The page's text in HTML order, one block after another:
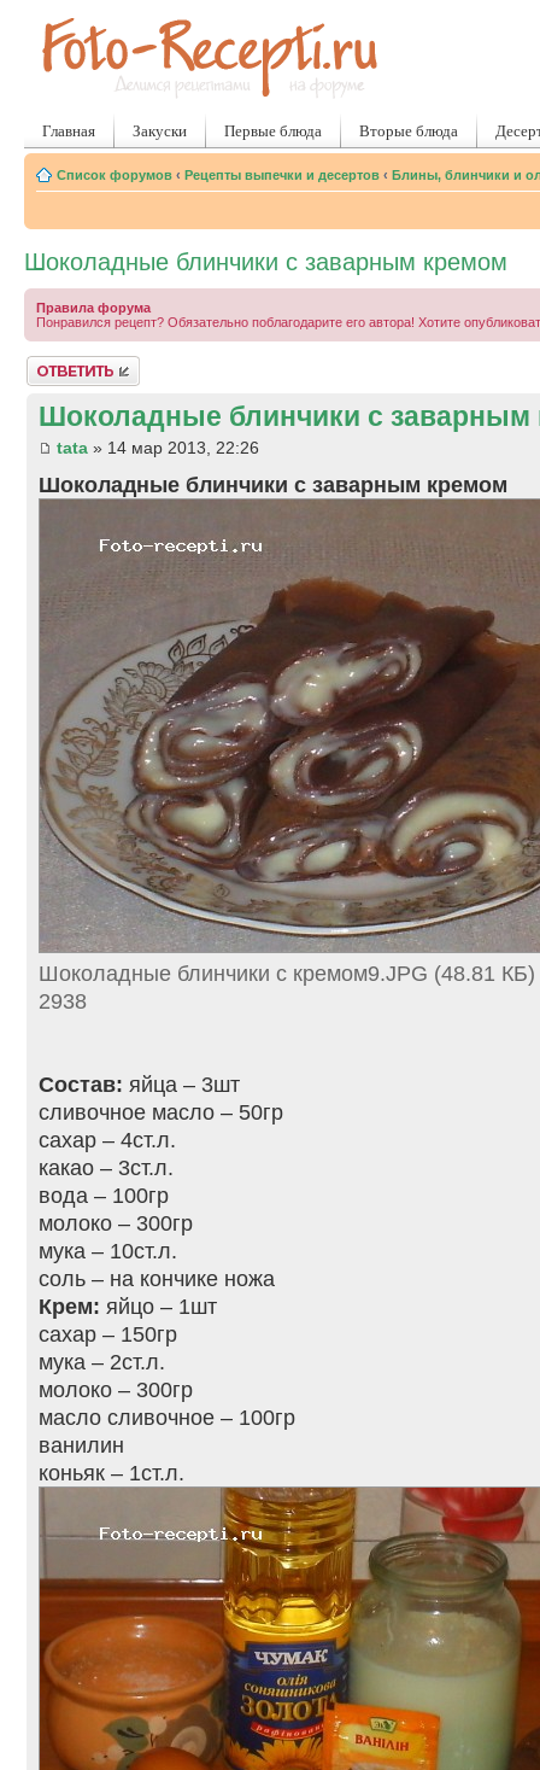
Главная Закуски Первые блюда Вторые блюда
Список форумов ‹ Рецепты выпечки и десертов ‹ Блины, блинчики и
Шоколадные блинчики с заварным кремом
Правила форума
Понравился рецепт? Обязательно поблагодарите его автора! Хотите
Ответить
Шоколадные блинчики с заварным
tata » 14 мар 2013, 22:26
Шоколадные блинчики с заварным кремом
Шоколадные блинчики с кремом9.JPG (48.81
2938
Состав: яйца – 3шт
сливочное масло – 50гр
сахар – 4ст.л.
какао – 3ст.л.
вода – 100гр
молоко – 300гр
мука – 10ст.л.
соль – на кончике ножа
Крем: яйцо – 1шт
сахар – 150гр
мука – 2ст.л.
молоко – 300гр
масло сливочное – 100гр
ванилин
коньяк – 1ст.л.